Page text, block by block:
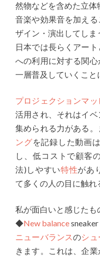
然物などを含めた立体
音楽や効果音を加え
ザイン・演出してしま
日本では長らくアー
への利用に対する関
一層普及していくこと
プロジェクションマッ
活用され、それはイ
集められる力がある。
ングを記録した動画
し、低コストで顧客
法)しやすい特性があ
て多くの人の目に触れ
私が面白いと感じたも
◆New balance
ニューバランスのシ
きます。これは、企業